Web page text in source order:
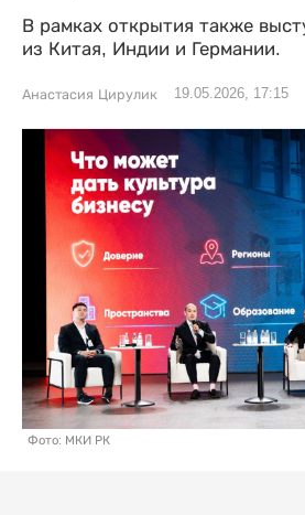
В рамках открытия также
из Китая, Индии и Германии.
Анастасия Цирулик 19.05.2026, 17:15
Фото: МКИ РК